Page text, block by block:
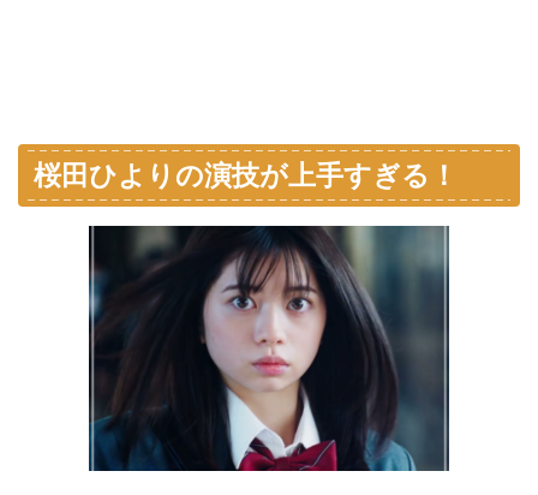
桜田ひよりの演技が上手すぎる！